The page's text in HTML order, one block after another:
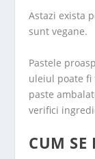
Astazi exista
sunt vegane.
Pastele
uleiul poate fi
paste
verifici
CUM SE